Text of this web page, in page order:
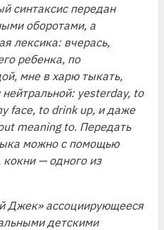
синтаксис передан
оборотами, а
лексика: вчерась,
ребенка, по
мне в харю тыкать,
нейтральной: yesterday, to
face, to drink up, и даже
meaning to. Передать
можно с помощью
— одного из
Джек» ассоциирующееся
детскими